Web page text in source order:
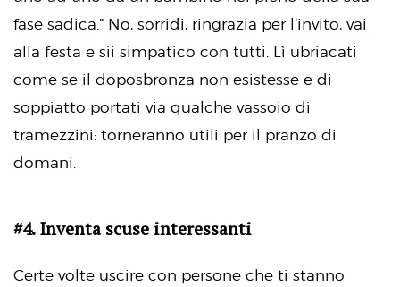
fase sadica.” No, sorridi, ringrazia per l’invito, vai
alla festa e sii simpatico con tutti. Lì ubriacati
come se il doposbronza non esistesse e di
soppiatto portati via qualche vassoio di
tramezzini: torneranno utili per il pranzo di
domani.
#4. Inventa scuse interessanti
Certe volte uscire con persone che ti stanno